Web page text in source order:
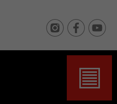
impidiendo que veas este
tienes desactivada la